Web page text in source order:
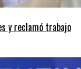
y reclamó trabajo